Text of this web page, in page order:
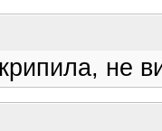
не